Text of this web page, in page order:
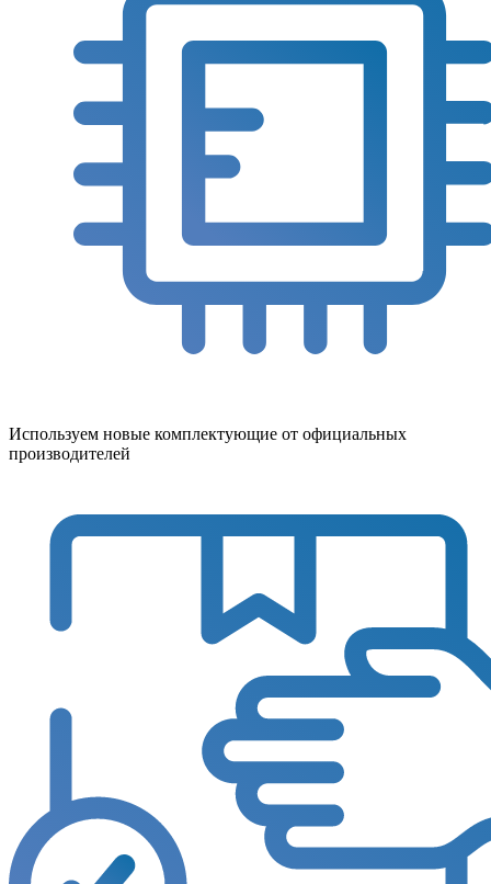
Используем новые комплектующие от официальных
производителей